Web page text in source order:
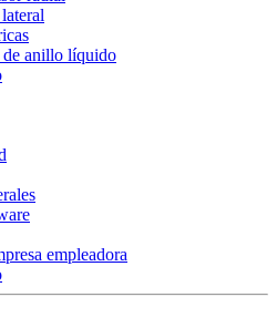
de anillo líquido
empleadora